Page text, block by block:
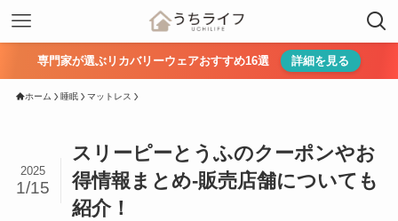
専門家が選ぶリカバリーウェアおすすめ16選 詳細を見る
ホーム 睡眠 マットレス
スリーピーとうふのクーポンやお
得情報まとめ-販売店舗についても
紹介！
2025
1/15